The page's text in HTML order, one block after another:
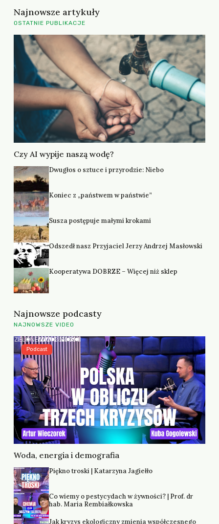
Najnowsze artykuły
OSTATNIE PUBLIKACJE
Czy AI wypije naszą wodę?
Dwugłos o sztuce i przyrodzie: Niebo
Koniec z „państwem w państwie”
Susza postępuje małymi krokami
Odszedł nasz Przyjaciel Jerzy Andrzej Masłowski
Kooperatywa DOBRZE – Więcej niż sklep
Najnowsze podcasty
NAJNOWSZE VIDEO
Woda, energia i demografia
Podcast
Piękno troski | Katarzyna Jagiełło
Co wiemy o pestycydach w żywności? | Prof. dr
hab. Maria Rembiałkowska
Jak kryzys ekologiczny zmienia współczesnego